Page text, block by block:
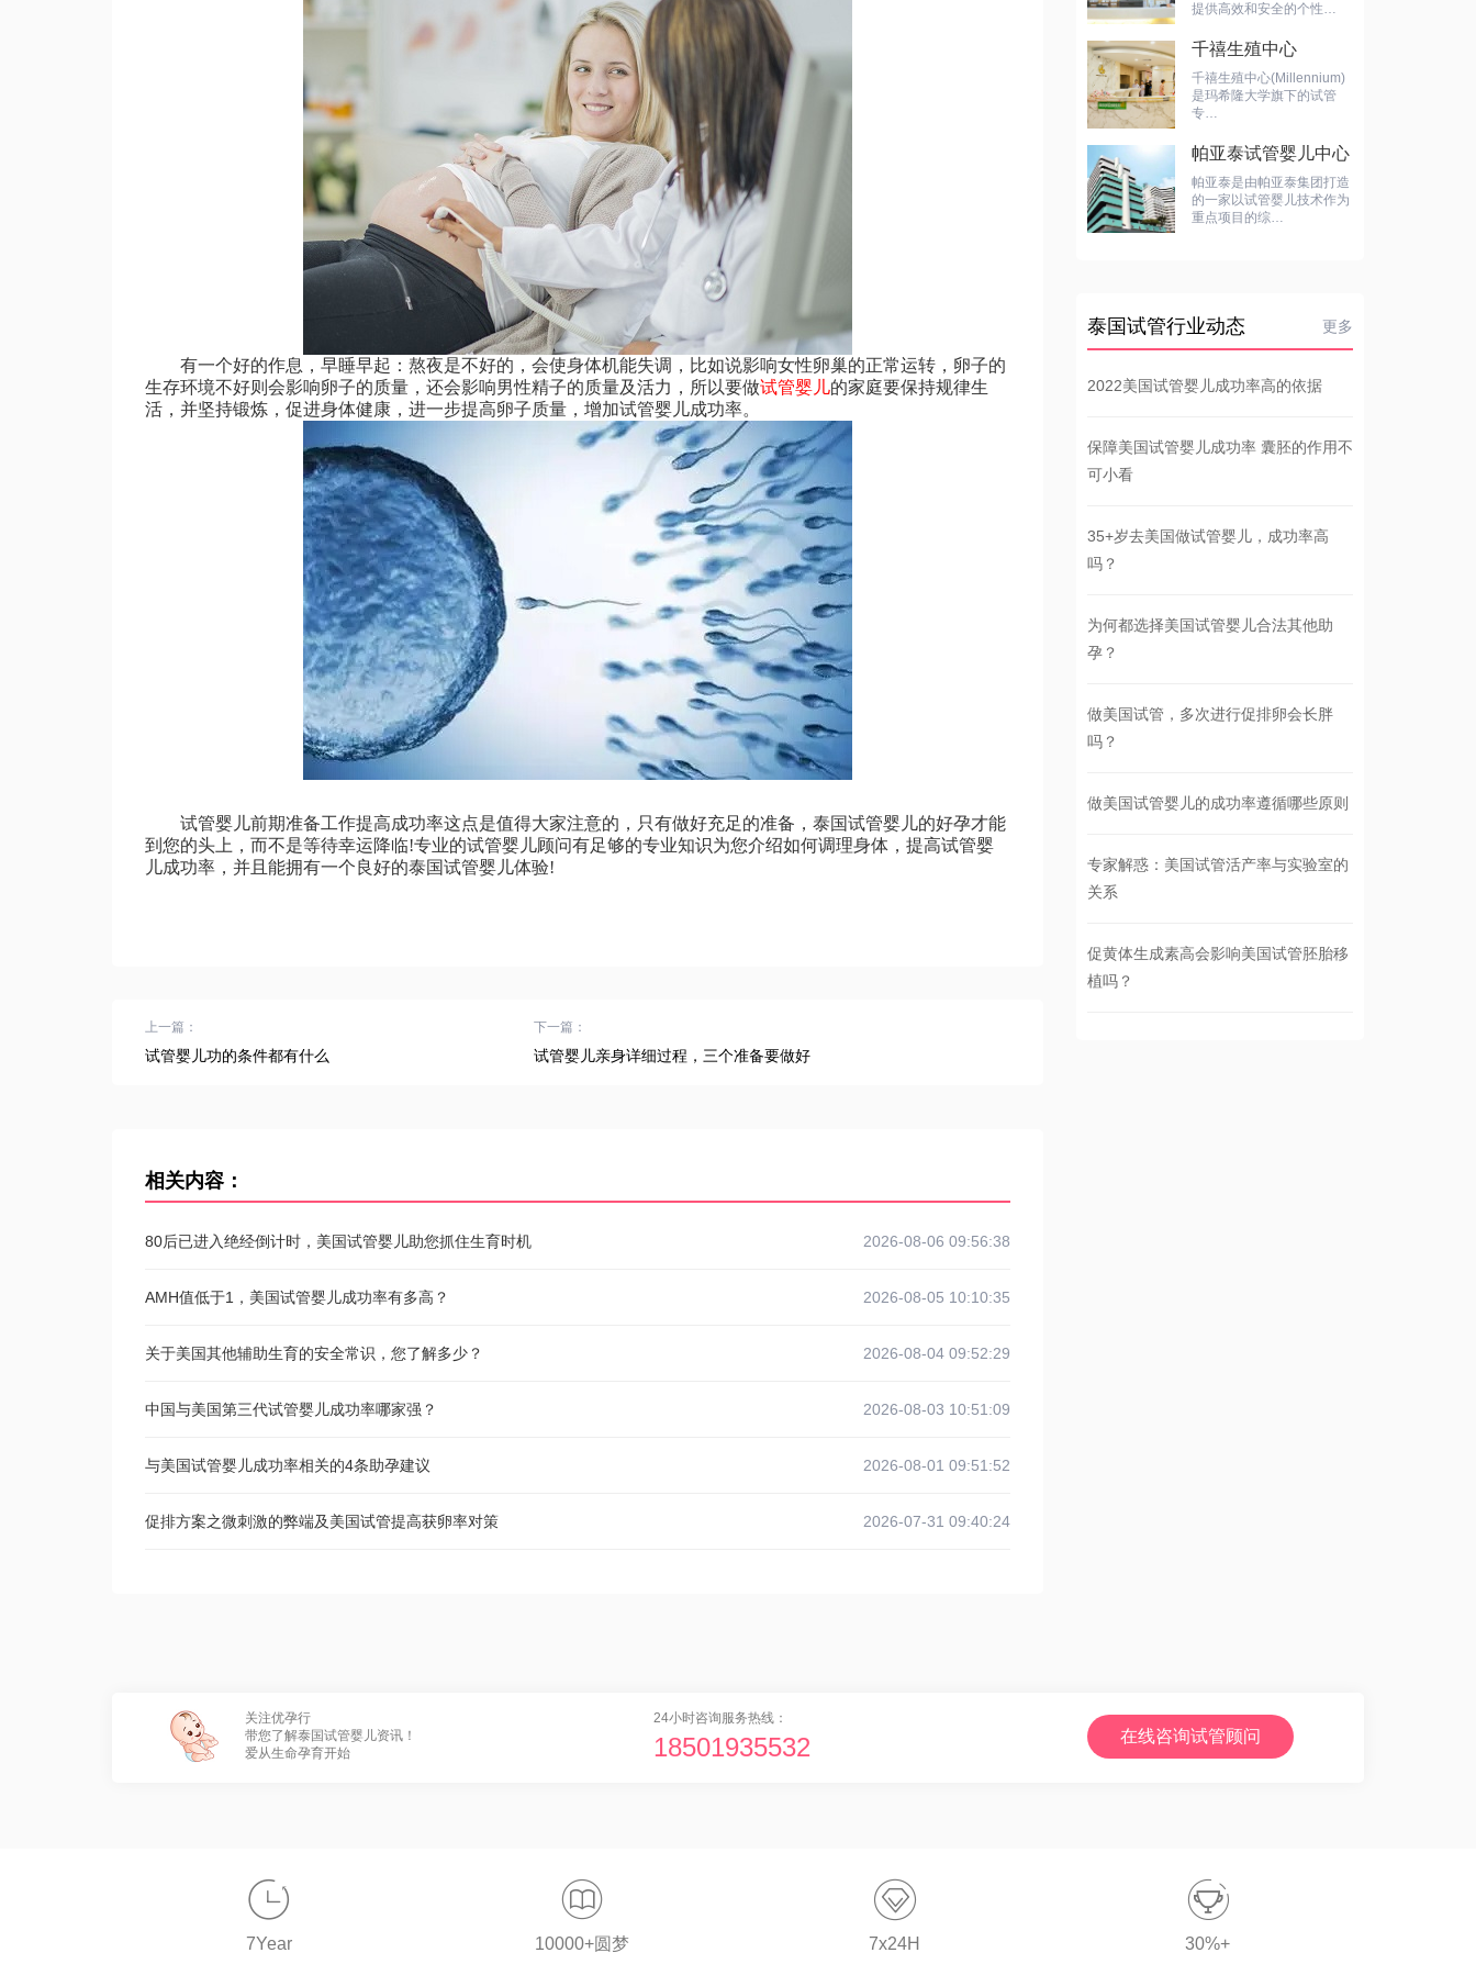
有一个好的作息，早睡早起：熬夜是不好的，会使身体机能失调，比如说影响女性卵巢的正常运转，卵子的
生存环境不好则会影响卵子的质量，还会影响男性精子的质量及活力，所以要做试管婴儿的家庭要保持规律生
活，并坚持锻炼，促进身体健康，进一步提高卵子质量，增加试管婴儿成功率。
试管婴儿前期准备工作提高成功率这点是值得大家注意的，只有做好充足的准备，泰国试管婴儿的好孕才能
到您的头上，而不是等待幸运降临!专业的试管婴儿顾问有足够的专业知识为您介绍如何调理身体，提高试管婴
儿成功率，并且能拥有一个良好的泰国试管婴儿体验!
上一篇：
试管婴儿功的条件都有什么
下一篇：
试管婴儿亲身详细过程，三个准备要做好
相关内容：
80后已进入绝经倒计时，美国试管婴儿助您抓住生育时机 2026-08-06 09:56:38
AMH值低于1，美国试管婴儿成功率有多高？ 2026-08-05 10:10:35
关于美国其他辅助生育的安全常识，您了解多少？ 2026-08-04 09:52:29
中国与美国第三代试管婴儿成功率哪家强？ 2026-08-03 10:51:09
与美国试管婴儿成功率相关的4条助孕建议 2026-08-01 09:51:52
促排方案之微刺激的弊端及美国试管提高获卵率对策 2026-07-31 09:40:24
提供高效和安全的个性…
千禧生殖中心
千禧生殖中心(Millennium)
是玛希隆大学旗下的试管
专…
帕亚泰试管婴儿中心
帕亚泰是由帕亚泰集团打造
的一家以试管婴儿技术作为
重点项目的综…
泰国试管行业动态 更多
2022美国试管婴儿成功率高的依据
保障美国试管婴儿成功率 囊胚的作用不
可小看
35+岁去美国做试管婴儿，成功率高
吗？
为何都选择美国试管婴儿合法其他助
孕？
做美国试管，多次进行促排卵会长胖
吗？
做美国试管婴儿的成功率遵循哪些原则
专家解惑：美国试管活产率与实验室的
关系
促黄体生成素高会影响美国试管胚胎移
植吗？
关注优孕行
带您了解泰国试管婴儿资讯！
爱从生命孕育开始
24小时咨询服务热线：
18501935532 在线咨询试管顾问

7Year

10000+圆梦

7x24H

30%+